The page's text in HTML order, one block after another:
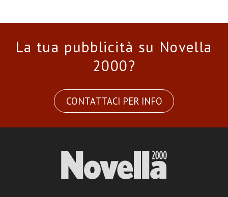
La tua pubblicità su Novella
2000?
CONTATTACI PER INFO